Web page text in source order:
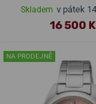
Skladem v pátek
16 500
NA PRODEJNĚ